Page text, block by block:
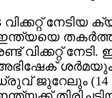
വിക്കറ്റ് നേടിയ
വിക്കറ്റ്
ശര്‍മയും
ജുറേലും (14